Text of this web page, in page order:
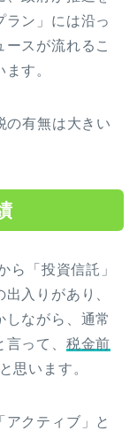
ラン」には沿っ
スが流れるこ
す。
の有無は大きい
ら「投資信託」
入りがあり、
しながら、通常
って、 税金前
と思います。
アクティブ」と